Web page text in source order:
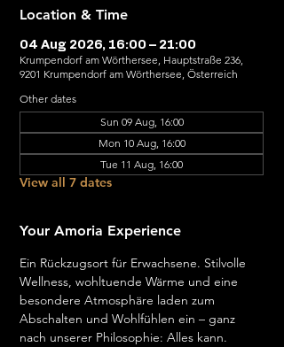
Location & Time
04 Aug 2026, 16:00 – 21:00
Krumpendorf am Wörthersee, Hauptstraße 236,
9201 Krumpendorf am Wörthersee, Österreich
Other dates
Sun 09 Aug, 16:00
Mon 10 Aug, 16:00
Tue 11 Aug, 16:00
View all 7 dates
Your Amoria Experience
Ein Rückzugsort für Erwachsene. Stilvolle
Wellness, wohltuende Wärme und eine
besondere Atmosphäre laden zum
Abschalten und Wohlfühlen ein – ganz
nach unserer Philosophie: Alles kann.